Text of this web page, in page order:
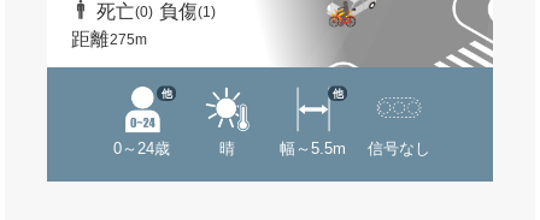
死亡(0) 負傷(1)
距離275m
0～24歳
他
晴 幅～5.5m
他
信号なし